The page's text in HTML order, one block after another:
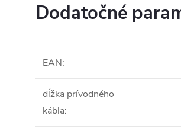
Dodatočné
EAN:
dĺžka prívodného
kábla: